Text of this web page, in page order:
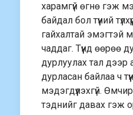
харамгүй өгнө гэж
байдал бол түүний
гайхалтай эмэгтэй
чаддаг. Түүнд өөрөө
дурлуулах тал дээр
дурласан байлаа ч
мэдэгдүүлэхгүй.
тэднийг давах гэж